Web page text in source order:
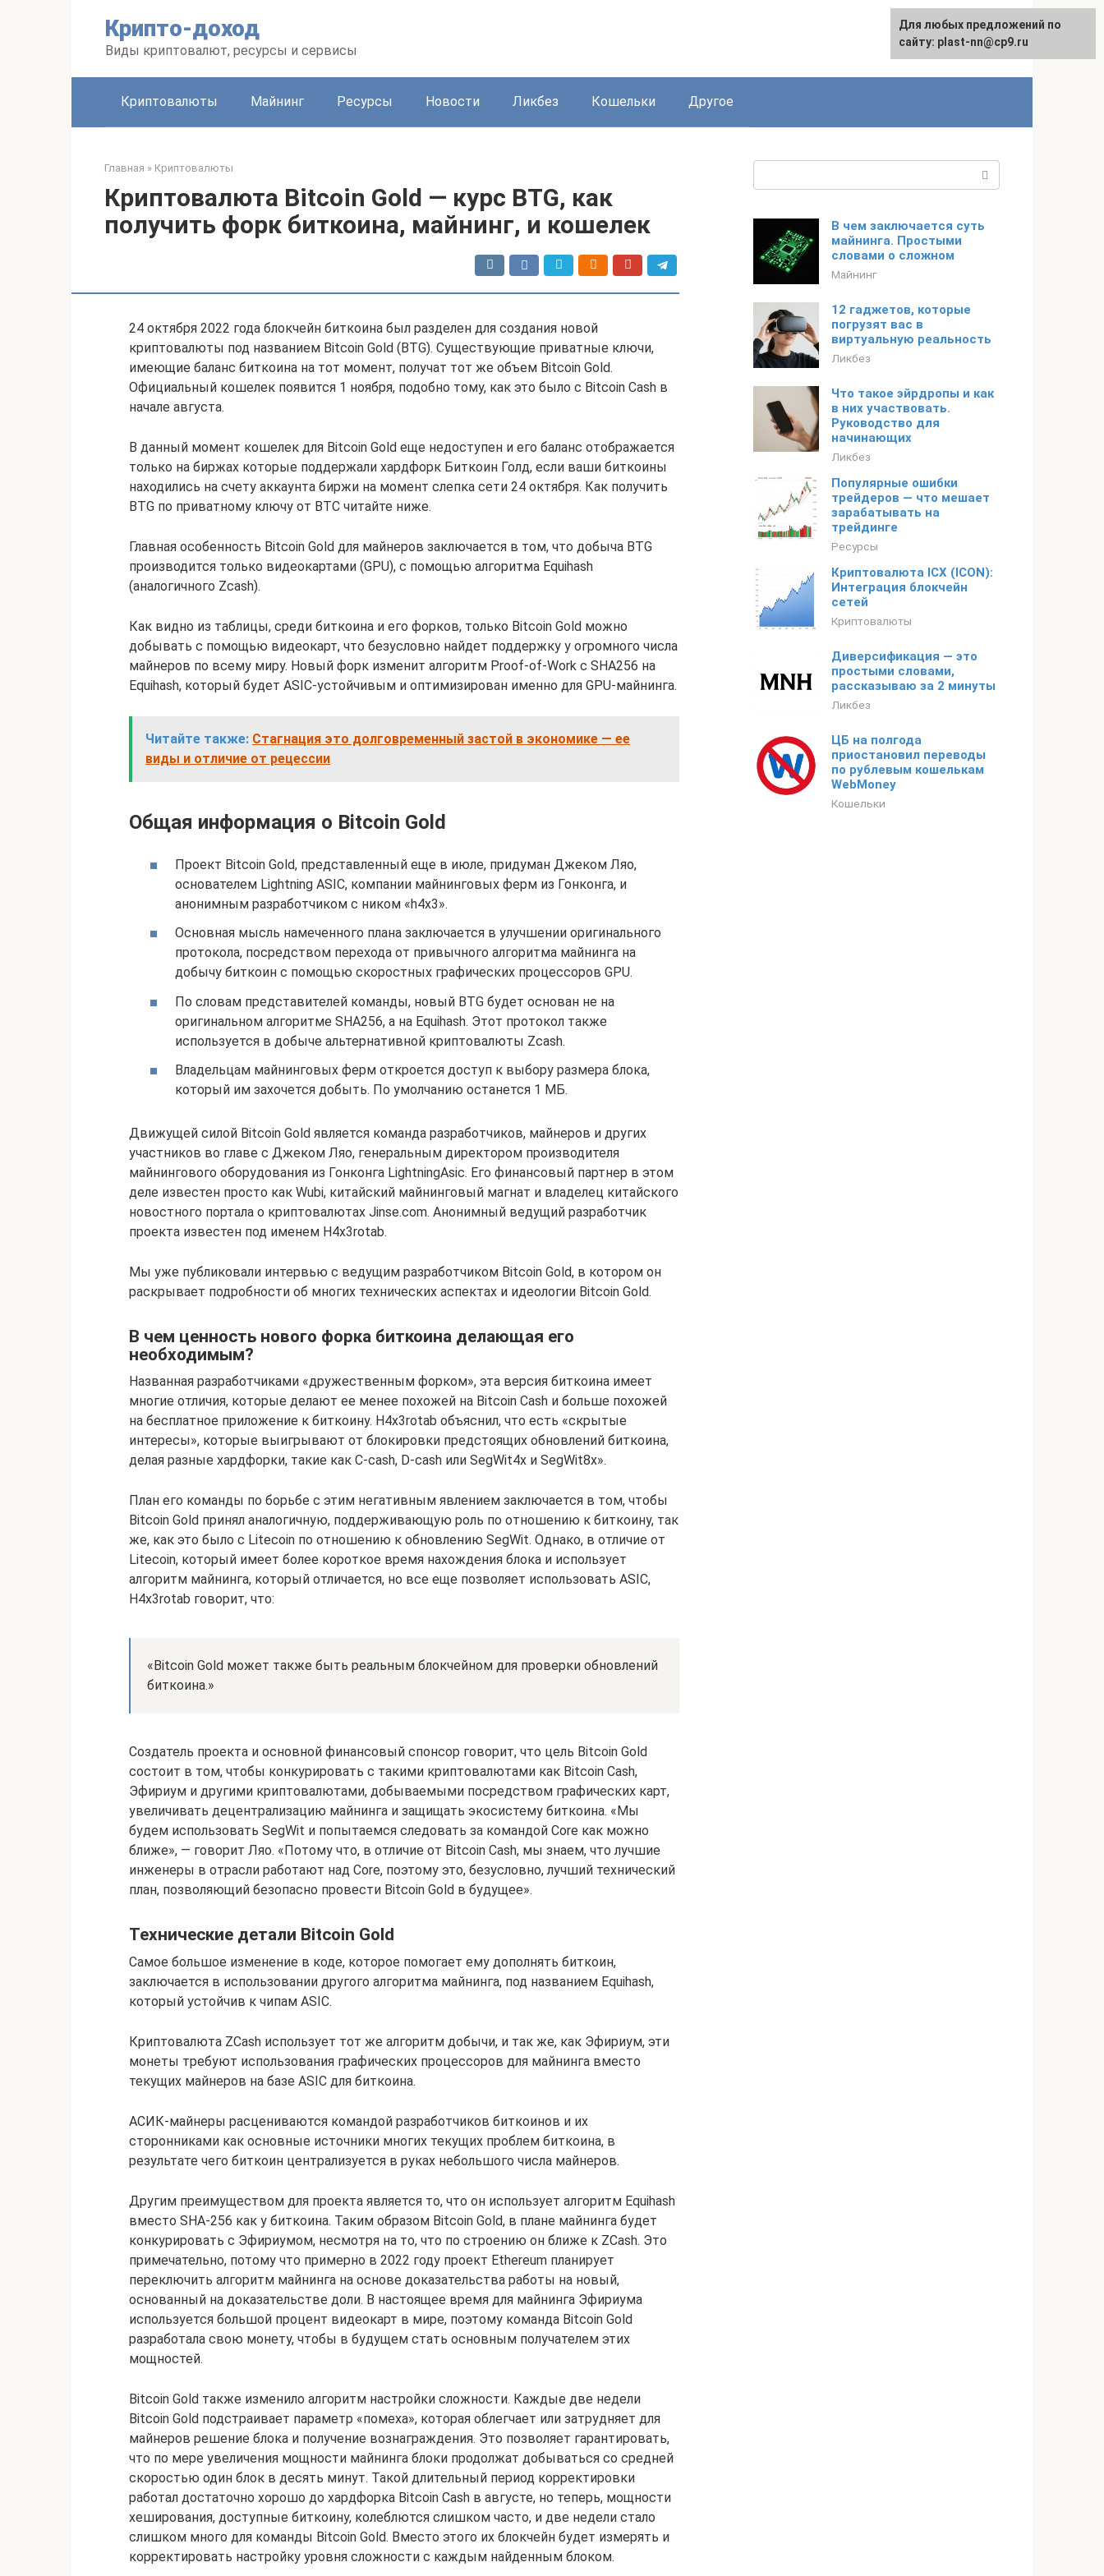
Крипто-доход
Виды криптовалют, ресурсы и сервисы
Криптовалюты Майнинг Ресурсы Новости Ликбез Кошельки Другое
Главная » Криптовалюты
Криптовалюта Bitcoin Gold — курс BTG, как
получить форк биткоина, майнинг, и кошелек
24 октября 2022 года блокчейн биткоина был разделен для создания новой
криптовалюты под названием Bitcoin Gold (BTG). Существующие приватные ключи,
имеющие баланс биткоина на тот момент, получат тот же объем Bitcoin Gold.
Официальный кошелек появится 1 ноября, подобно тому, как это было с Bitcoin Cash в
начале августа.
В данный момент кошелек для Bitcoin Gold еще недоступен и его баланс отображается
только на биржах которые поддержали хардфорк Биткоин Голд, если ваши биткоины
находились на счету аккаунта биржи на момент слепка сети 24 октября. Как получить
BTG по приватному ключу от BTC читайте ниже.
Главная особенность Bitcoin Gold для майнеров заключается в том, что добыча BTG
производится только видеокартами (GPU), с помощью алгоритма Equihash
(аналогичного Zcash).
Как видно из таблицы, среди биткоина и его форков, только Bitcoin Gold можно
добывать с помощью видеокарт, что безусловно найдет поддержку у огромного числа
майнеров по всему миру. Новый форк изменит алгоритм Proof-of-Work с SHA256 на
Equihash, который будет ASIC-устойчивым и оптимизирован именно для GPU-майнинга.
Читайте также: Стагнация это долговременный застой в экономике — ее
виды и отличие от рецессии
Общая информация о Bitcoin Gold
Проект Bitcoin Gold, представленный еще в июле, придуман Джеком Ляо,
основателем Lightning ASIC, компании майнинговых ферм из Гонконга, и
анонимным разработчиком с ником «h4x3».
Основная мысль намеченного плана заключается в улучшении оригинального
протокола, посредством перехода от привычного алгоритма майнинга на
добычу биткоин с помощью скоростных графических процессоров GPU.
По словам представителей команды, новый BTG будет основан не на
оригинальном алгоритме SHA256, а на Equihash. Этот протокол также
используется в добыче альтернативной криптовалюты Zcash.
Владельцам майнинговых ферм откроется доступ к выбору размера блока,
который им захочется добыть. По умолчанию останется 1 МБ.
Движущей силой Bitcoin Gold является команда разработчиков, майнеров и других
участников во главе с Джеком Ляо, генеральным директором производителя
майнингового оборудования из Гонконга LightningAsic. Его финансовый партнер в этом
деле известен просто как Wubi, китайский майнинговый магнат и владелец китайского
новостного портала о криптовалютах Jinse.com. Анонимный ведущий разработчик
проекта известен под именем H4x3rotab.
Мы уже публиковали интервью с ведущим разработчиком Bitcoin Gold, в котором он
раскрывает подробности об многих технических аспектах и идеологии Bitcoin Gold.
В чем ценность нового форка биткоина делающая его
необходимым?
Названная разработчиками «дружественным форком», эта версия биткоина имеет
многие отличия, которые делают ее менее похожей на Bitcoin Cash и больше похожей
на бесплатное приложение к биткоину. H4x3rotab объяснил, что есть «скрытые
интересы», которые выигрывают от блокировки предстоящих обновлений биткоина,
делая разные хардфорки, такие как C-cash, D-cash или SegWit4x и SegWit8x».
План его команды по борьбе с этим негативным явлением заключается в том, чтобы
Bitcoin Gold принял аналогичную, поддерживающую роль по отношению к биткоину, так
же, как это было с Litecoin по отношению к обновлению SegWit. Однако, в отличие от
Litecoin, который имеет более короткое время нахождения блока и использует
алгоритм майнинга, который отличается, но все еще позволяет использовать ASIC,
H4x3rotab говорит, что:
«Bitcoin Gold может также быть реальным блокчейном для проверки обновлений
биткоина.»
Создатель проекта и основной финансовый спонсор говорит, что цель Bitcoin Gold
состоит в том, чтобы конкурировать с такими криптовалютами как Bitcoin Cash,
Эфириум и другими криптовалютами, добываемыми посредством графических карт,
увеличивать децентрализацию майнинга и защищать экосистему биткоина. «Мы
будем использовать SegWit и попытаемся следовать за командой Core как можно
ближе», — говорит Ляо. «Потому что, в отличие от Bitcoin Cash, мы знаем, что лучшие
инженеры в отрасли работают над Core, поэтому это, безусловно, лучший технический
план, позволяющий безопасно провести Bitcoin Gold в будущее».
Технические детали Bitcoin Gold
Самое большое изменение в коде, которое помогает ему дополнять биткоин,
заключается в использовании другого алгоритма майнинга, под названием Equihash,
который устойчив к чипам ASIC.
Криптовалюта ZCash использует тот же алгоритм добычи, и так же, как Эфириум, эти
монеты требуют использования графических процессоров для майнинга вместо
текущих майнеров на базе ASIC для биткоина.
АСИК-майнеры расцениваются командой разработчиков биткоинов и их
сторонниками как основные источники многих текущих проблем биткоина, в
результате чего биткоин централизуется в руках небольшого числа майнеров.
Другим преимуществом для проекта является то, что он использует алгоритм Equihash
вместо SHA-256 как у биткоина. Таким образом Bitcoin Gold, в плане майнинга будет
конкурировать с Эфириумом, несмотря на то, что по строению он ближе к ZCash. Это
примечательно, потому что примерно в 2022 году проект Ethereum планирует
переключить алгоритм майнинга на основе доказательства работы на новый,
основанный на доказательстве доли. В настоящее время для майнинга Эфириума
используется большой процент видеокарт в мире, поэтому команда Bitcoin Gold
разработала свою монету, чтобы в будущем стать основным получателем этих
мощностей.
Bitcoin Gold также изменило алгоритм настройки сложности. Каждые две недели
Bitcoin Gold подстраивает параметр «помеха», которая облегчает или затрудняет для
майнеров решение блока и получение вознаграждения. Это позволяет гарантировать,
что по мере увеличения мощности майнинга блоки продолжат добываться со средней
скоростью один блок в десять минут. Такой длительный период корректировки
работал достаточно хорошо до хардфорка Bitcoin Cash в августе, но теперь, мощности
хеширования, доступные биткоину, колеблются слишком часто, и две недели стало
слишком много для команды Bitcoin Gold. Вместо этого их блокчейн будет измерять и
корректировать настройку уровня сложности с каждым найденным блоком.
В чем заключается суть
майнинга. Простыми
словами о сложном
Майнинг
12 гаджетов, которые
погрузят вас в
виртуальную реальность
Ликбез
Что такое эйрдропы и как
в них участвовать.
Руководство для
начинающих
Ликбез
Популярные ошибки
трейдеров — что мешает
зарабатывать на
трейдинге
Ресурсы
Криптовалюта ICX (ICON):
Интеграция блокчейн
сетей
Криптовалюты
Диверсификация — это
простыми словами,
рассказываю за 2 минуты
Ликбез
ЦБ на полгода
приостановил переводы
по рублевым кошелькам
WebMoney
Кошельки
Для любых предложений по
сайту: plast-nn@cp9.ru